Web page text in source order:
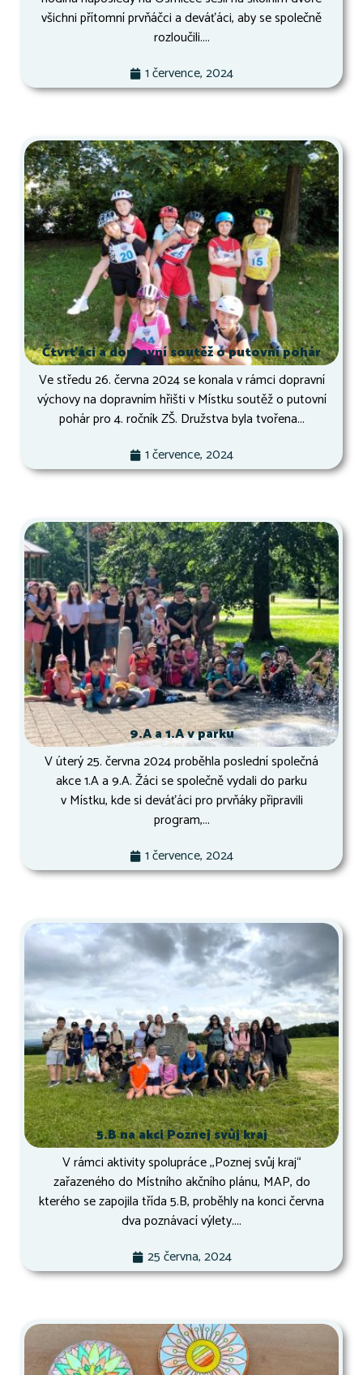
všichni přítomní prvňáčci a deváťáci, aby se společně
rozloučili....
1 července, 2024
Čtvrťáci a dopravní soutěž o putovní pohár
Ve středu 26. června 2024 se konala v rámci dopravní
výchovy na dopravním hřišti v Místku soutěž o putovní
pohár pro 4. ročník ZŠ. Družstva byla tvořena...
1 července, 2024
9.A a 1.A v parku
V úterý 25. června 2024 proběhla poslední společná
akce 1.A a 9.A. Žáci se společně vydali do parku
v Místku, kde si deváťáci pro prvňáky připravili
program,...
1 července, 2024
5.B na akci Poznej svůj kraj
V rámci aktivity spolupráce ,,Poznej svůj kraj“
zařazeného do Místního akčního plánu, MAP, do
kterého se zapojila třída 5.B, proběhly na konci června
dva poznávací výlety....
25 června, 2024